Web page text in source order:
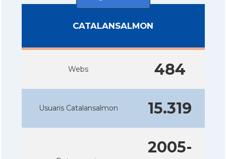
CATALANSALMON
Webs 484
Usuaris Catalansalmon 15.319
2005-